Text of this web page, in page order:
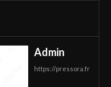
Admin
https://pressora.fr